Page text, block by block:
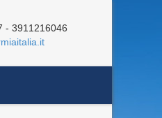
- 3911216046